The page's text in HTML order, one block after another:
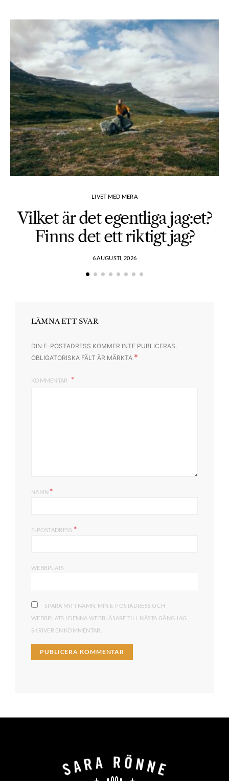
LIVET MED MERA
Vilket är det egentliga jag:et?
Finns det ett riktigt jag?
6 AUGUSTI, 2026
LÄMNA ETT SVAR
DIN E-POSTADRESS KOMMER INTE PUBLICERAS.
OBLIGATORISKA FÄLT ÄR MÄRKTA *
KOMMENTAR
NAMN *
E-POSTADRESS *
WEBBPLATS
SPARA MITT NAMN, MIN E-POSTADRESS OCH
WEBBPLATS I DENNA WEBBLÄSARE TILL NÄSTA GÅNG JAG
SKRIVER EN KOMMENTAR.